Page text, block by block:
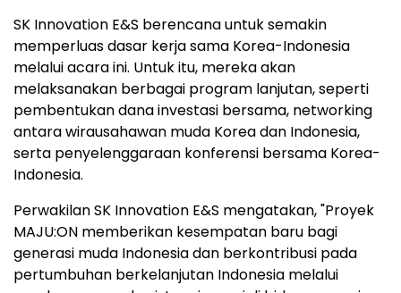
SK Innovation E&S berencana untuk semakin
memperluas dasar kerja sama Korea-Indonesia
melalui acara ini. Untuk itu, mereka akan
melaksanakan berbagai program lanjutan, seperti
pembentukan dana investasi bersama, networking
antara wirausahawan muda Korea dan Indonesia,
serta penyelenggaraan konferensi bersama Korea-
Indonesia.
Perwakilan SK Innovation E&S mengatakan, "Proyek
MAJU:ON memberikan kesempatan baru bagi
generasi muda Indonesia dan berkontribusi pada
pertumbuhan berkelanjutan Indonesia melalui